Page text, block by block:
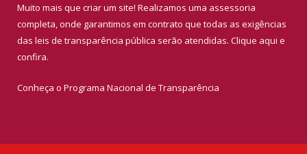
Muito mais que criar um site! Realizamos uma assessoria
completa, onde garantimos em contrato que todas as exigências
das leis de transparência pública serão atendidas. Clique aqui e
confira.
Conheça o Programa Nacional de Transparência